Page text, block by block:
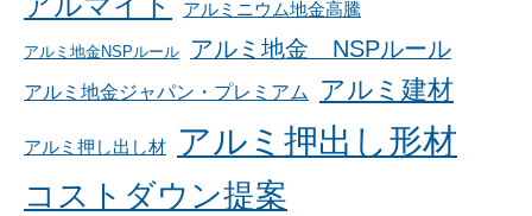
アルミニウム地金高騰
アルミ地金NSPルール アルミ地金 NSPルール
アルミ地金ジャパン・プレミアム アルミ建材
アルミ押し出し材 アルミ押出し形材
コストダウン提案